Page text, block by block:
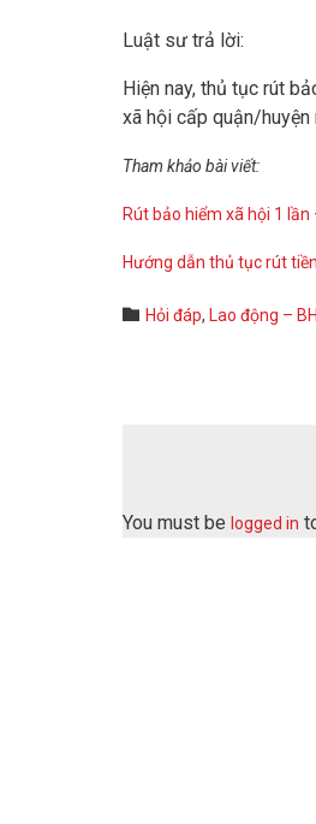
Luật sư trả lời:
Hiện nay, thủ tục rút
xã hội cấp quận/
Tham khảo bài viết:
Rút bảo hiểm xã hội 1
Hướng dẫn thủ tục rút
 Category
Hỏi đáp, Lao động –
You must be logged in